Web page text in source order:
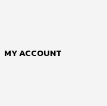
MY ACCOUNT